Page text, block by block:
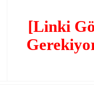
[Linki